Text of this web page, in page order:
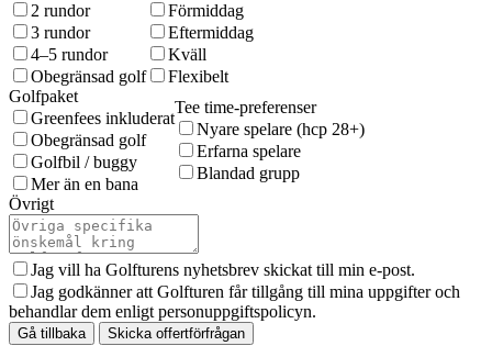
2 rundor
3 rundor
4–5 rundor
Obegränsad golf
Förmiddag
Eftermiddag
Kväll
Flexibelt
Golfpaket
Greenfees inkluderat
Obegränsad golf
Golfbil / buggy
Mer än en bana
Tee time-preferenser
Nyare spelare (hcp 28+)
Erfarna spelare
Blandad grupp
Övrigt
Jag vill ha Golfturens nyhetsbrev skickat till min e-post.
Jag godkänner att Golfturen får tillgång till mina uppgifter och
behandlar dem enligt personuppgiftspolicyn.
Gå tillbaka Skicka offertförfrågan